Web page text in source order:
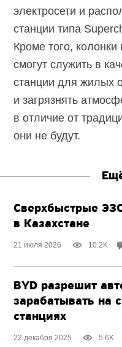
электросети и
станции типа
Кроме того,
смогут служить в
станции для жилых
и загрязнять
в отличие от
они не будут.
Сверхбыстрые
в Казахстане
21 июля 2026 10.2K
BYD разрешит
зарабатывать на
станциях
22 декабря 2025 5.6K